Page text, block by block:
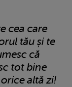
cea care
tău și te
că
tot bine
altă zi!